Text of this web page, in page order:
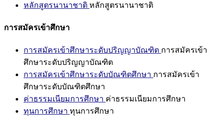
หลักสูตรนานาชาติ หลักสูตรนานาชาติ
การสมัครเข้าศึกษา
การสมัครเข้าศึกษาระดับปริญญาบัณฑิต การสมัครเข้า
ศึกษาระดับปริญญาบัณฑิต
การสมัครเข้าศึกษาระดับบัณฑิตศึกษา การสมัครเข้า
ศึกษาระดับบัณฑิตศึกษา
ค่าธรรมเนียมการศึกษา ค่าธรรมเนียมการศึกษา
ทุนการศึกษา ทุนการศึกษา